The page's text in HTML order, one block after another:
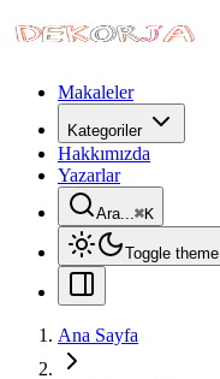
Makaleler
Kategoriler
Hakkımızda
Yazarlar
Ara...⌘K
Toggle theme
Ana Sayfa